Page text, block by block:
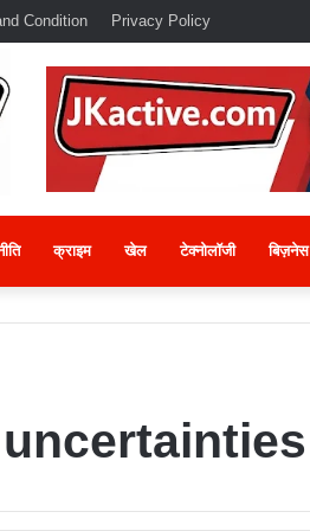
Condition Privacy Policy
क्राइम खेल टेक्नोलॉजी बिज़नेस